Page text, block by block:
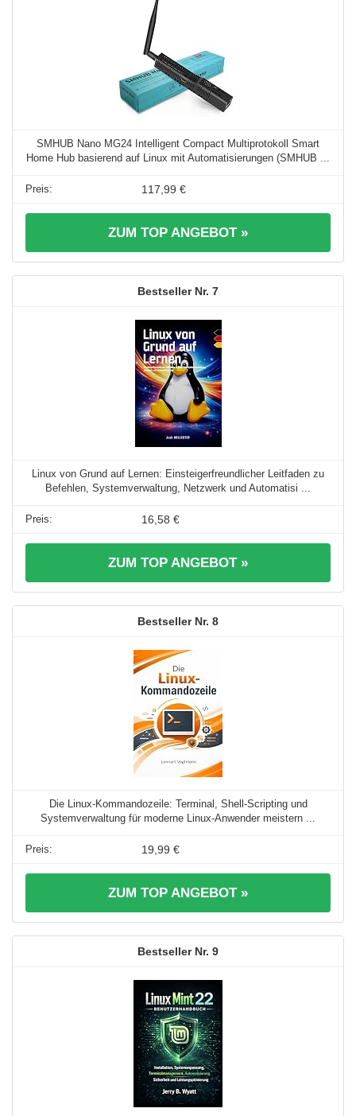
SMHUB Nano MG24 Intelligent Compact Multiprotokoll Smart
Home Hub basierend auf Linux mit Automatisierungen (SMHUB ...
117,99 €
ZUM TOP ANGEBOT »
7
Linux von Grund auf Lernen: Einsteigerfreundlicher Leitfaden zu
Befehlen, Systemverwaltung, Netzwerk und Automatisi ...
16,58 €
ZUM TOP ANGEBOT »
8
Die Linux-Kommandozeile: Terminal, Shell-Scripting und
Systemverwaltung für moderne Linux-Anwender meistern ...
19,99 €
ZUM TOP ANGEBOT »
9